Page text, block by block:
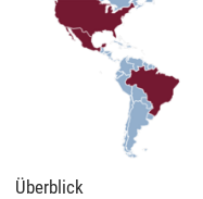
Überblick